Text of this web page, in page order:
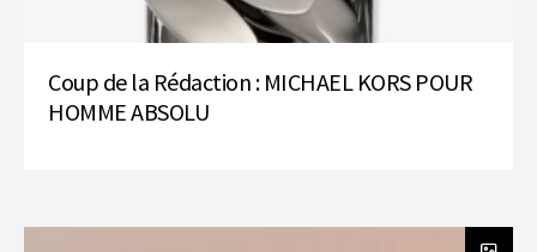
Coup de la Rédaction : MICHAEL KORS POUR
HOMME ABSOLU